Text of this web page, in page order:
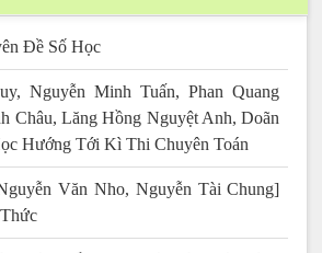
Đề Số Học
Nguyễn Minh Tuấn, Phan Quang
Châu, Lăng Hồng Nguyệt Anh, Doãn
Hướng Tới Kì Thi Chuyên Toán
Văn Nho, Nguyễn Tài Chung]